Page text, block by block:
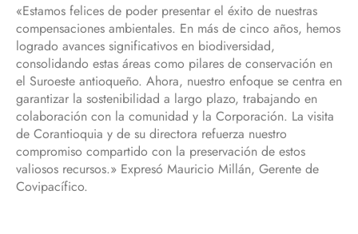
«Estamos felices de poder presentar el éxito de nuestras
compensaciones ambientales. En más de cinco años, hemos
logrado avances significativos en biodiversidad,
consolidando estas áreas como pilares de conservación en
el Suroeste antioqueño. Ahora, nuestro enfoque se centra en
garantizar la sostenibilidad a largo plazo, trabajando en
colaboración con la comunidad y la Corporación. La visita
de Corantioquia y de su directora refuerza nuestro
compromiso compartido con la preservación de estos
valiosos recursos.» Expresó Mauricio Millán, Gerente de
Covipacífico.